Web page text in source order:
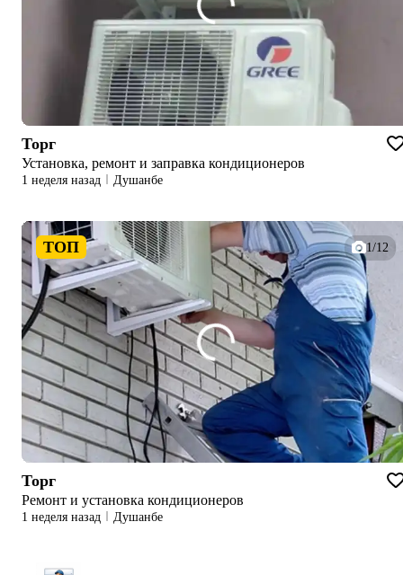
Торг
Установка, ремонт и заправка кондиционеров
1 неделя назад Душанбе
ТОП 1/12
Торг
Ремонт и установка кондиционеров
1 неделя назад Душанбе